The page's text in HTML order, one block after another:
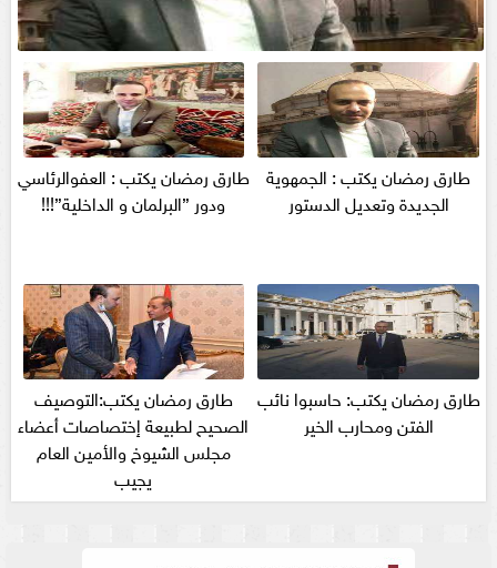
طارق رمضان يكتب : الجمهوية
الجديدة وتعديل الدستور
طارق رمضان يكتب : العفوالرئاسي
ودور ”البرلمان و الداخلية”!!!
طارق رمضان يكتب: حاسبوا نائب
الفتن ومحارب الخير
طارق رمضان يكتب:التوصيف
الصحيح لطبيعة إختصاصات أعضاء
مجلس الشيوخ والأمين العام
يجيب